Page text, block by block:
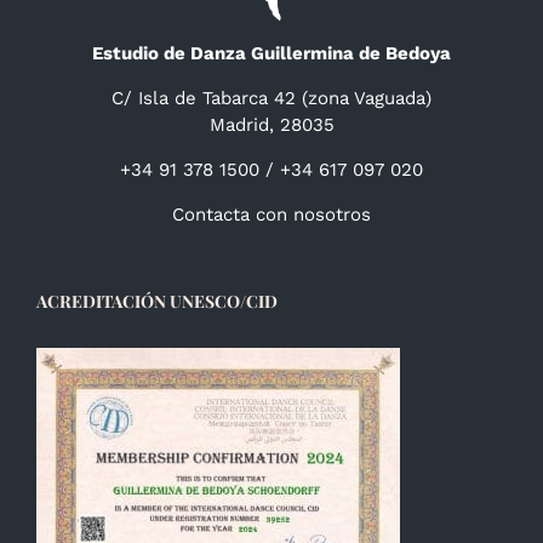
Estudio de Danza Guillermina de Bedoya
C/ Isla de Tabarca 42 (zona Vaguada)
Madrid, 28035
+34 91 378 1500 / +34 617 097 020
Contacta con nosotros
ACREDITACIÓN UNESCO/CID